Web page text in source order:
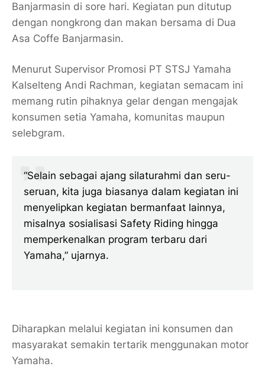
Banjarmasin di sore hari. Kegiatan pun ditutup
dengan nongkrong dan makan bersama di Dua
Asa Coffe Banjarmasin.
Menurut Supervisor Promosi PT STSJ Yamaha
Kalselteng Andi Rachman, kegiatan semacam ini
memang rutin pihaknya gelar dengan mengajak
konsumen setia Yamaha, komunitas maupun
selebgram.
“Selain sebagai ajang silaturahmi dan seru-
seruan, kita juga biasanya dalam kegiatan ini
menyelipkan kegiatan bermanfaat lainnya,
misalnya sosialisasi Safety Riding hingga
memperkenalkan program terbaru dari
Yamaha,” ujarnya.
Diharapkan melalui kegiatan ini konsumen dan
masyarakat semakin tertarik menggunakan motor
Yamaha.